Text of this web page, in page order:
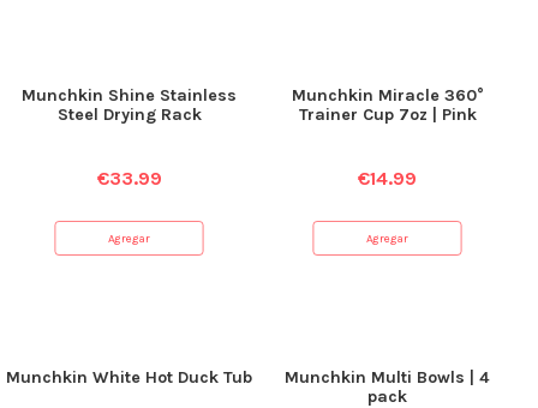
Munchkin Shine Stainless
Steel Drying Rack
€33.99
Agregar
Munchkin Miracle 360°
Trainer Cup 7oz | Pink
€14.99
Agregar
Munchkin White Hot Duck Tub
Munchkin Multi Bowls | 4
pack